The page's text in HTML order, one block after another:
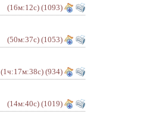
(16м:12с) (1093)
(50м:37с) (1053)
(1ч:17м:38с) (934)
(14м:40с) (1019)